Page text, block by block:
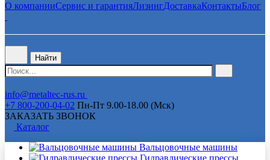
О компанииСервис и гарантияЛизингДоставкаКонтактыБлог
Найти
info@metaltec-rus.ru
+7 800-200-04-02 Пн-Пт 9.00-18.00 (Мск)
ЗАКАЗАТЬ ЗВОНОК
Каталог
Вальцовочные машины
Гидравлические прессы